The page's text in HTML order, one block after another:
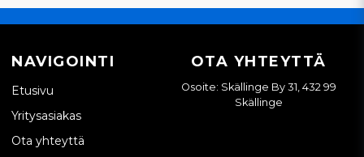
NAVIGOINTI
Etusivu
Yritysasiakas
Ota yhteyttä
OTA YHTEYTTÄ
Osoite: Skällinge By 31, 432 99
Skällinge